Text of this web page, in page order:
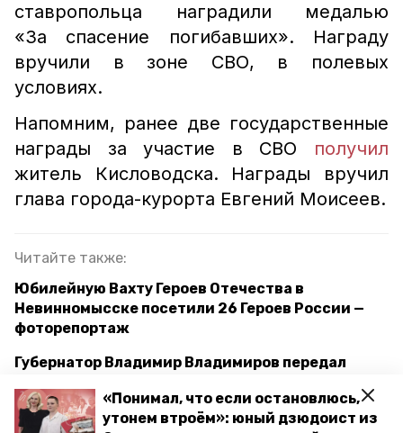
«Понимал, что если остановлюсь,
утонем втроём»: юный дзюдоист из
ставропольца наградили медалью
«За спасение погибавших». Награду
вручили в зоне СВО, в полевых
условиях.
Напомним, ранее две государственные
награды за участие в СВО получил
житель Кисловодска. Награды вручил
глава города-курорта Евгений Моисеев.
Читайте также:
Юбилейную Вахту Героев Отечества в
Невинномысске посетили 26 Героев России —
фоторепортаж
Губернатор Владимир Владимиров передал